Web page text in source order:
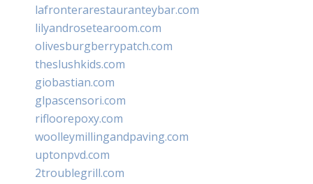
lafronterarestauranteybar.com
lilyandrosetearoom.com
olivesburgberrypatch.com
theslushkids.com
giobastian.com
glpascensori.com
rifloorepoxy.com
woolleymillingandpaving.com
uptonpvd.com
2troublegrill.com